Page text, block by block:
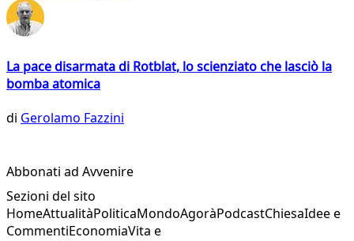
La pace disarmata di Rotblat, lo scienziato che lasciò la
bomba atomica
di Gerolamo Fazzini
Abbonati ad Avvenire
Sezioni del sito
HomeAttualitàPoliticaMondoAgoràPodcastChiesaIdee e
CommentiEconomiaVita e